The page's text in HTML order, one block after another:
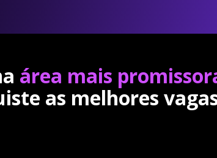
área mais
as melhores